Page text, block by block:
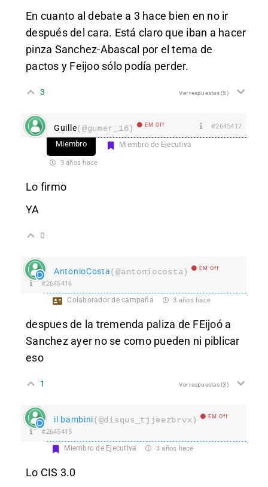
En cuanto al debate a 3 hace bien en no ir
después del cara. Está claro que iban a hacer
pinza Sanchez-Abascal por el tema de
pactos y Feijoo sólo podía perder.
3 Ver respuestas(5)
Guille(@gumer_16) EM Off #2645417
Miembro Miembro de Ejecutiva
3 años hace
Lo firmo
YA
0
AntonioCosta(@antoniocosta) EM Off
#2645416
Colaborador de campaña 3 años hace
despues de la tremenda paliza de FEijoó a
Sanchez ayer no se como pueden ni piblicar
eso
1 Ver respuestas(3)
il bambini(@disqus_tjjeezbrvx) EM Off
#2645415
Miembro de Ejecutiva 3 años hace
Lo CIS 3.0